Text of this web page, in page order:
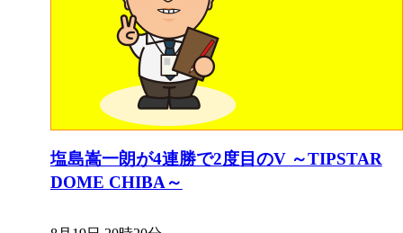
塩島嵩一朗が4連勝で2度目のV ～TIPSTAR
DOME CHIBA～